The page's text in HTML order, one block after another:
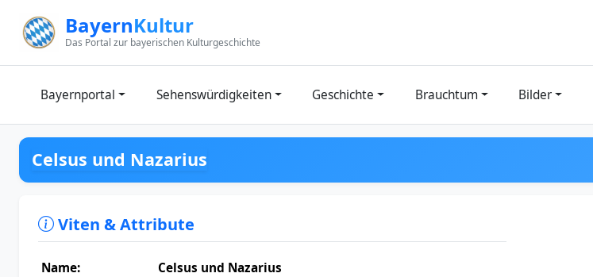
BayernKultur
Das Portal zur bayerischen Kulturgeschichte
Bayernportal Sehenswürdigkeiten Geschichte Brauchtum Bilder
Celsus und Nazarius
Viten & Attribute
Name:
Celsus und Nazarius